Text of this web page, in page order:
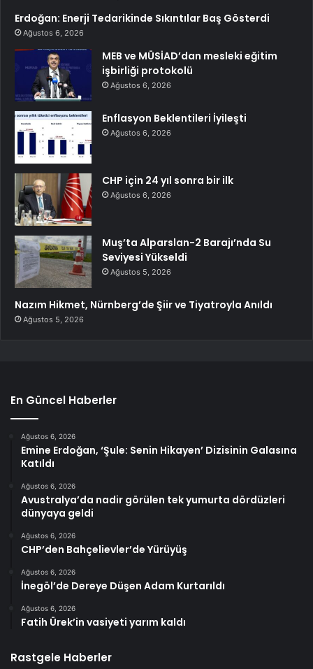
Erdoğan: Enerji Tedarikinde Sıkıntılar Baş Gösterdi
Ağustos 6, 2026
MEB ve MÜSİAD’dan mesleki eğitim
işbirliği protokolü
Ağustos 6, 2026
Enflasyon Beklentileri İyileşti
Ağustos 6, 2026
CHP için 24 yıl sonra bir ilk
Ağustos 6, 2026
Muş’ta Alparslan-2 Barajı’nda Su
Seviyesi Yükseldi
Ağustos 5, 2026
Nazım Hikmet, Nürnberg’de Şiir ve Tiyatroyla Anıldı
Ağustos 5, 2026
En Güncel Haberler
Ağustos 6, 2026
Emine Erdoğan, ‘Şule: Senin Hikayen’ Dizisinin Galasına
Katıldı
Ağustos 6, 2026
Avustralya’da nadir görülen tek yumurta dördüzleri
dünyaya geldi
Ağustos 6, 2026
CHP’den Bahçelievler’de Yürüyüş
Ağustos 6, 2026
İnegöl’de Dereye Düşen Adam Kurtarıldı
Ağustos 6, 2026
Fatih Ürek’in vasiyeti yarım kaldı
Rastgele Haberler